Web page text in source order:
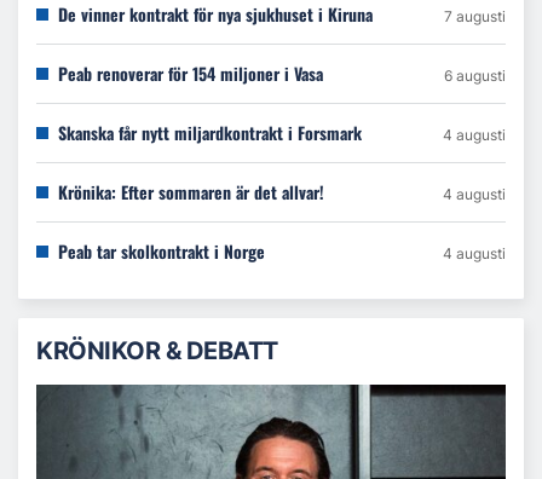
De vinner kontrakt för nya sjukhuset i Kiruna 7 augusti
Peab renoverar för 154 miljoner i Vasa 6 augusti
Skanska får nytt miljardkontrakt i Forsmark 4 augusti
Krönika: Efter sommaren är det allvar! 4 augusti
Peab tar skolkontrakt i Norge 4 augusti
KRÖNIKOR & DEBATT